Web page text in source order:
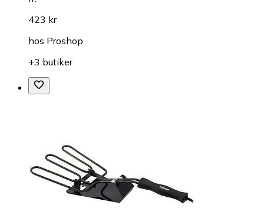
423 kr
hos Proshop
+3 butiker